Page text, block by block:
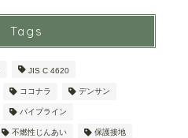
Tags
JIS C 4620
ココナラ デンサン
パイプライン
不燃性じんあい 保護接地